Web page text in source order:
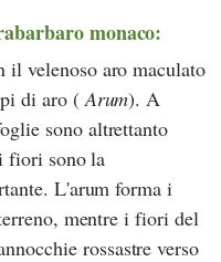
monaco:
il velenoso aro maculato
di aro ( Arum). A
sono altrettanto
fiori sono la
L'arum forma i
mentre i fiori del
rossastre verso